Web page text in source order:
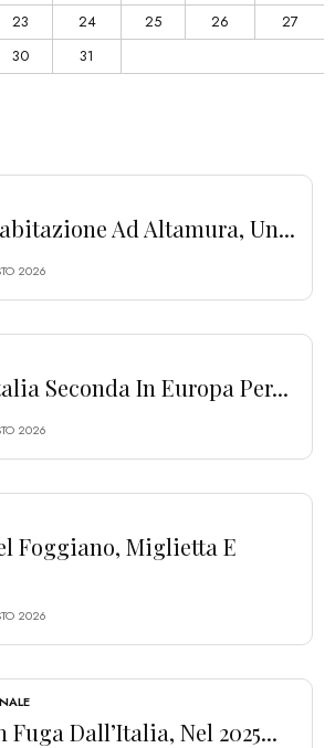
23 24 25 26
27
30 31
Ad Altamura, Un...
2026
Seconda In Europa Per...
2026
Foggiano, Miglietta E
2026
Dall’Italia, Nel 2025...